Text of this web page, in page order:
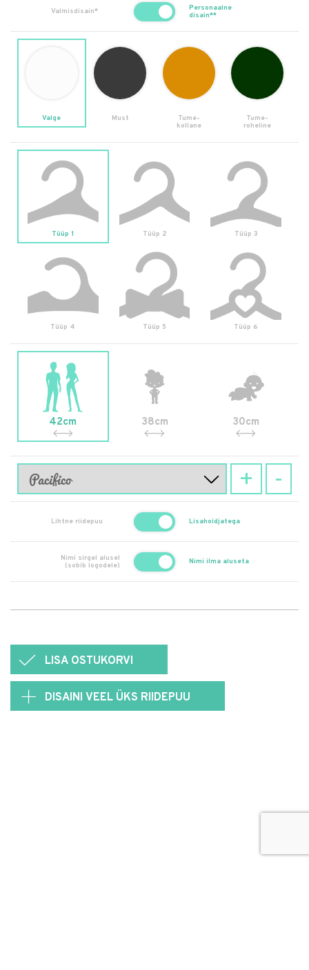
Valmisdisain*
Personaalne
disain**
Valge Must
Tume-
kollane
Tume-
roheline
Tüüp 1 Tüüp 2 Tüüp 3
Tüüp 4 Tüüp 5 Tüüp 6
42cm 38cm 30cm
+ -
Lihtne riidepuu Lisahoidjatega
Nimi sirgel alusel
(sobib logodele)
Nimi ilma aluseta
LISA OSTUKORVI
DISAINI VEEL ÜKS RIIDEPUU